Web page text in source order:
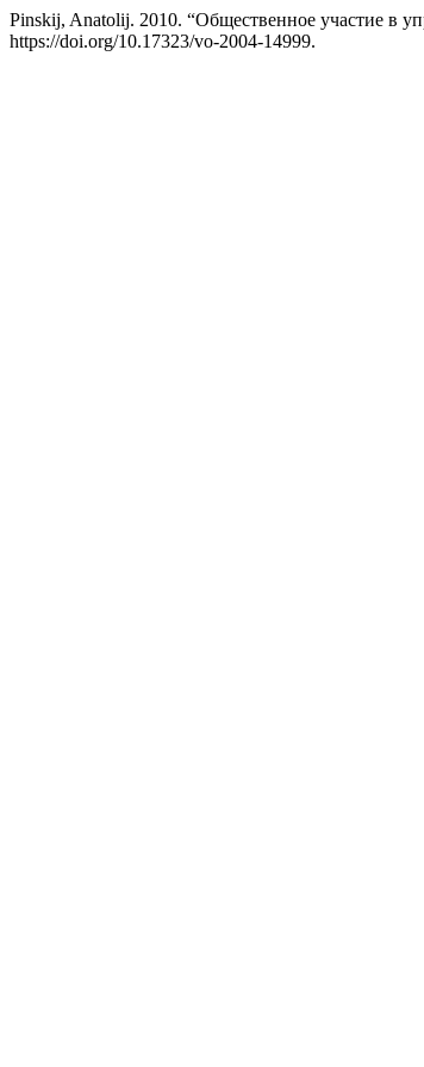
Pinskij, Anatolij. 2010. “Общественное участие в
https://doi.org/10.17323/vo-2004-14999.